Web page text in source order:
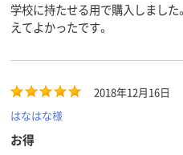
学校に持たせる用で購入しまし
えてよかったです。
2018年12月16日
はなはな様
お得